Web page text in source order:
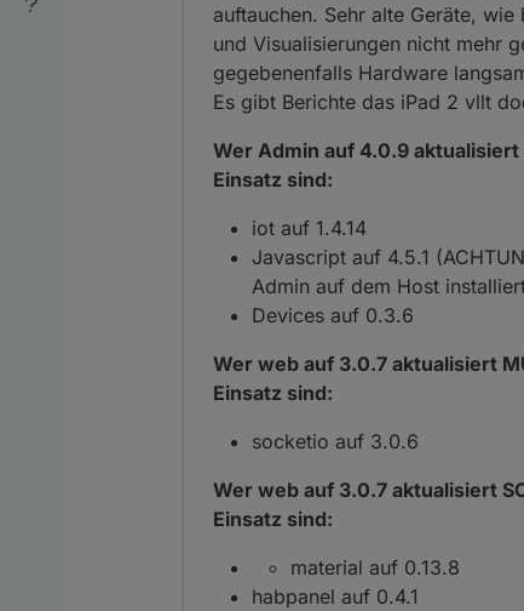
auftauchen. Sehr alte Geräte,
und Visualisierungen nicht mehr
gegebenenfalls Hardware
Es gibt Berichte das iPad 2 vllt
Wer Admin auf 4.0.9
Einsatz sind:
iot auf 1.4.14
Javascript auf 4.5.1
Admin auf dem Host
Devices auf 0.3.6
Wer web auf 3.0.7 aktualisiert
Einsatz sind:
socketio auf 3.0.6
Wer web auf 3.0.7 aktualisiert
Einsatz sind:
material auf 0.13.8
habpanel auf 0.4.1